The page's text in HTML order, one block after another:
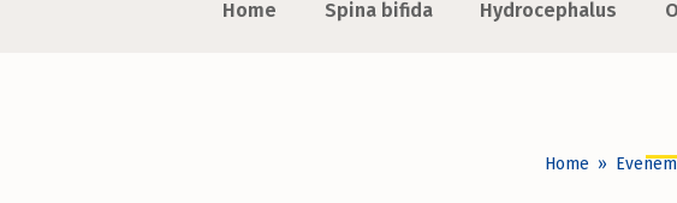
Home Spina bifida Hydrocephalus
Home »